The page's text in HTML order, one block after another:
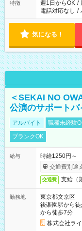
特徴 週1日からOK /
電話対応なし /
気になる！
＜SEKAI NO
公演のサポートバ
アルバイト 職種未経験
ブランクOK
給与
時給1250円～
交通費別途
交通費 支給（
勤務地
東京都文京区
後楽園駅から
から徒歩7分
株式会社ラ